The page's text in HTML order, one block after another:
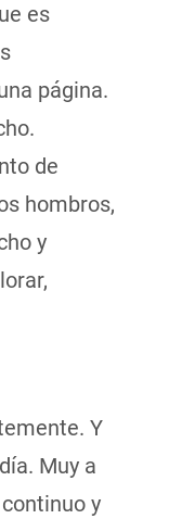
es
página.
de
hombros,
y
Y
Muy a
y